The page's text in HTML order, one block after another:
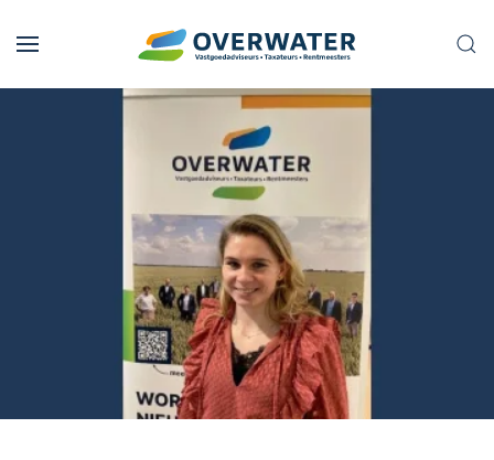
Skip to main content